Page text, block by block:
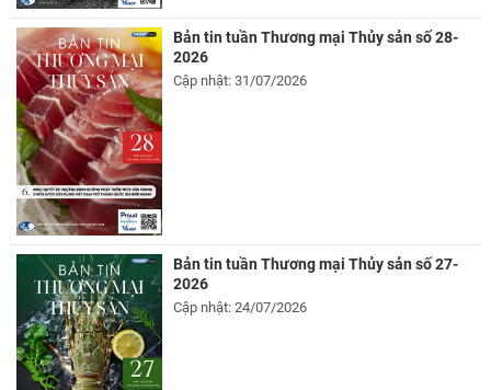
Bản tin tuần Thương mại Thủy sản số 28-
2026
Cập nhật: 31/07/2026
Bản tin tuần Thương mại Thủy sản số 27-
2026
Cập nhật: 24/07/2026